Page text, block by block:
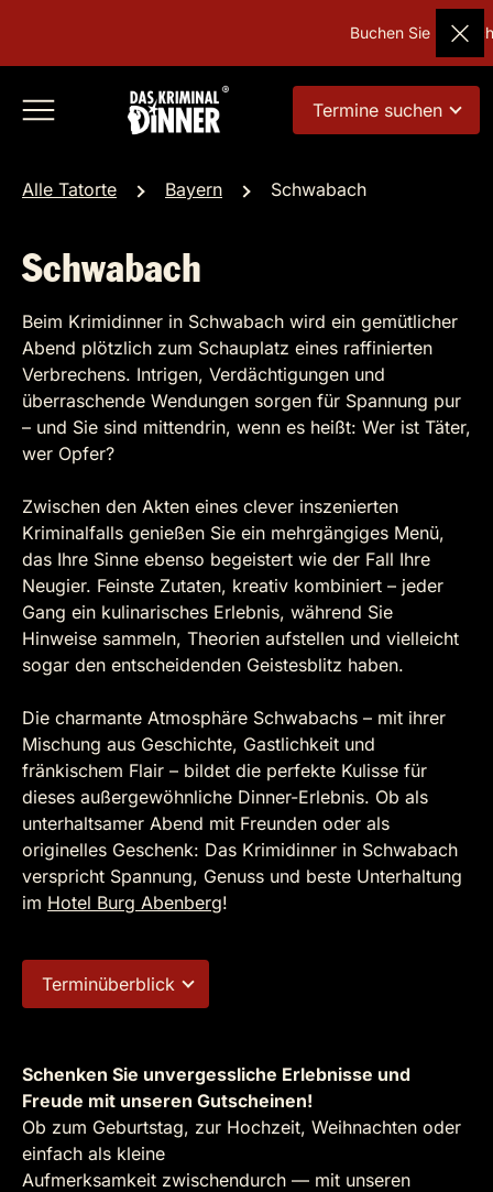
Buchen Sie
Termine suchen
Alle Tatorte Bayern Schwabach
Schwabach
Beim Krimidinner in Schwabach wird ein gemütlicher
Abend plötzlich zum Schauplatz eines raffinierten
Verbrechens. Intrigen, Verdächtigungen und
überraschende Wendungen sorgen für Spannung pur
– und Sie sind mittendrin, wenn es heißt: Wer ist Täter,
wer Opfer?
Zwischen den Akten eines clever inszenierten
Kriminalfalls genießen Sie ein mehrgängiges Menü,
das Ihre Sinne ebenso begeistert wie der Fall Ihre
Neugier. Feinste Zutaten, kreativ kombiniert – jeder
Gang ein kulinarisches Erlebnis, während Sie
Hinweise sammeln, Theorien aufstellen und vielleicht
sogar den entscheidenden Geistesblitz haben.
Die charmante Atmosphäre Schwabachs – mit ihrer
Mischung aus Geschichte, Gastlichkeit und
fränkischem Flair – bildet die perfekte Kulisse für
dieses außergewöhnliche Dinner-Erlebnis. Ob als
unterhaltsamer Abend mit Freunden oder als
originelles Geschenk: Das Krimidinner in Schwabach
verspricht Spannung, Genuss und beste Unterhaltung
im Hotel Burg Abenberg!
Terminüberblick
Schenken Sie unvergessliche Erlebnisse und
Freude mit unseren Gutscheinen!
Ob zum Geburtstag, zur Hochzeit, Weihnachten oder
einfach als kleine
Aufmerksamkeit zwischendurch — mit unseren